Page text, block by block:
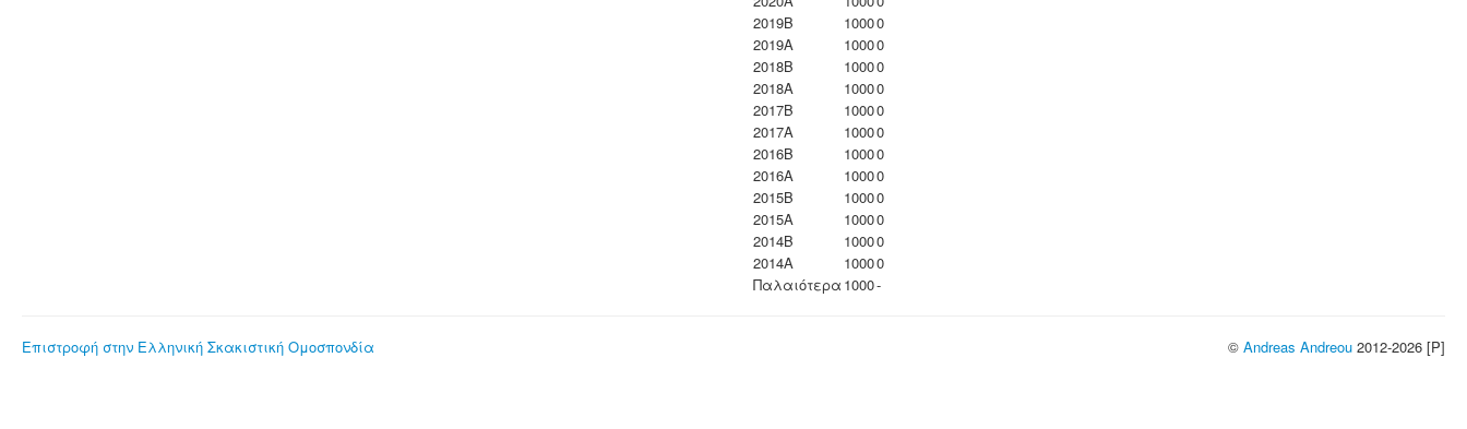
2019B
10000
2019A
10000
2018B
10000
2018A
10000
2017B
10000
2017A
10000
2016B
10000
2016A
10000
2015B
10000
2015A
10000
2014B
10000
2014A
10000
Παλαιότερα 1000-
Επιστροφή στην Ελληνική Σκακιστική Ομοσπονδία © Andreas Andreou 2012-2026 [P]